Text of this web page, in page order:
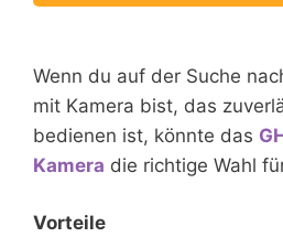
Wenn du auf der Suche
mit Kamera bist, das
bedienen ist, könnte das
Kamera die richtige Wahl
Vorteile